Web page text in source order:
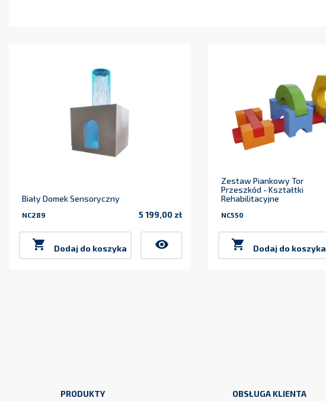
Biały Domek Sensoryczny
NC289 5 199,00 zł
 Dodaj do koszyka visibility
Zestaw Piankowy Tor
Przeszkód - Kształtki
Rehabilitacyjne
NC550
 Dodaj do koszyka
PRODUKTY OBSŁUGA KLIENTA